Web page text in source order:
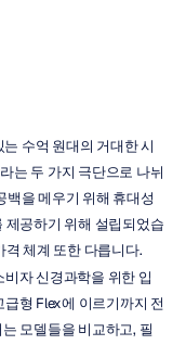
수억 원대의 거대한 시
는 두 가지 극단으로 나뉘
백을 메우기 위해 휴대성
제공하기 위해 설립되었습
자 신경과학을 위한 입
형 Flex에 이르기까지 전
모델들을 비교하고, 필